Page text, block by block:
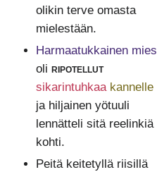
olikin terve omasta
mielestään.
Harmaatukkainen mies
oli ripotellut
sikarintuhkaa kannelle
ja hiljainen yötuuli
lennätteli sitä reelinkiä
kohti.
Peitä keitetyllä riisillä